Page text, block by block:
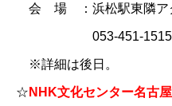
会 場 ：浜松駅東隣ア
053-451-1515 （
※詳細は後日。
☆ NHK文化センター名古